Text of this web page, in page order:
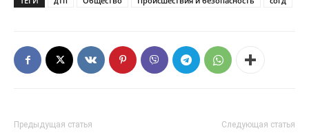
Предыдущая статья Следующая статья